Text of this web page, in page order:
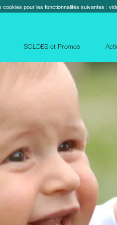
Facebook Blog Des
cartes, réseaux sociaux, calendrier,